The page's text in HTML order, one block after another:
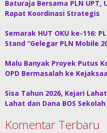
Baturaja Bersama PLN UPT,
Rapat Koordinasi Strategis
Semarak HUT OKU ke-116:
Stand “Gelegar PLN Mobile
Malu Banyak Proyek Putus
OPD Bermasalah ke
Sisa Tahun 2026, Kejari
Lahat dan Dana BOS Sekolah
Komentar Terbaru